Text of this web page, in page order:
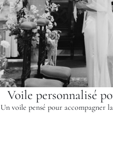
Voile personnalisé
Un voile pensé pour accompagner